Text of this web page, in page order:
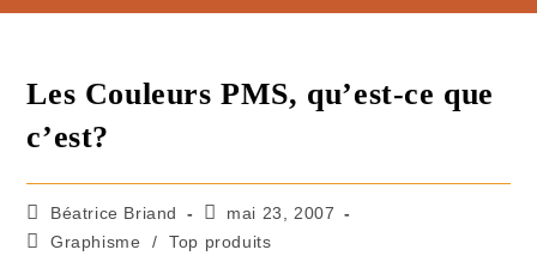
Les Couleurs PMS, qu’est-ce que
c’est?
Béatrice Briand
mai 23, 2007
Graphisme
/ Top produits